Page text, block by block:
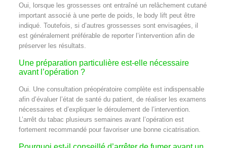
Oui, lorsque les grossesses ont entraîné un relâchement cutané
important associé à une perte de poids, le body lift peut être
indiqué. Toutefois, si d’autres grossesses sont envisagées, il
est généralement préférable de reporter l’intervention afin de
préserver les résultats.
Une préparation particulière est-elle nécessaire
avant l’opération ?
Oui. Une consultation préopératoire complète est indispensable
afin d’évaluer l’état de santé du patient, de réaliser les examens
nécessaires et d’expliquer le déroulement de l’intervention.
L’arrêt du tabac plusieurs semaines avant l’opération est
fortement recommandé pour favoriser une bonne cicatrisation.